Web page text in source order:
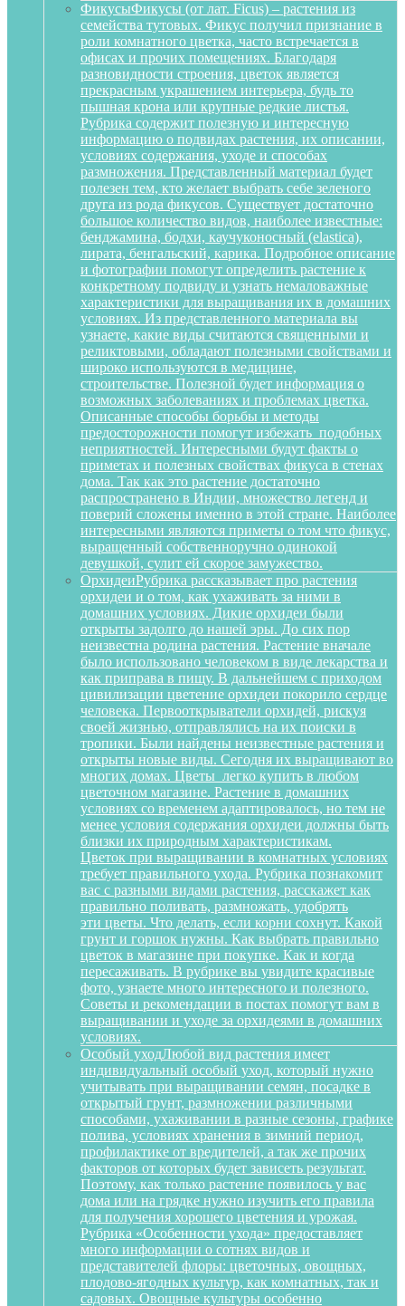
ФикусыФикусы (от лат. Ficus) – растения из
семейства тутовых. Фикус получил признание в
роли комнатного цветка, часто встречается в
офисах и прочих помещениях. Благодаря
разновидности строения, цветок является
прекрасным украшением интерьера, будь то
пышная крона или крупные редкие листья.
Рубрика содержит полезную и интересную
информацию о подвидах растения, их описании,
условиях содержания, уходе и способах
размножения. Представленный материал будет
полезен тем, кто желает выбрать себе зеленого
друга из рода фикусов. Существует достаточно
большое количество видов, наиболее известные:
бенджамина, бодхи, каучуконосный (elastica),
лирата, бенгальский, карика. Подробное описание
и фотографии помогут определить растение к
конкретному подвиду и узнать немаловажные
характеристики для выращивания их в домашних
условиях. Из представленного материала вы
узнаете, какие виды считаются священными и
реликтовыми, обладают полезными свойствами и
широко используются в медицине,
строительстве. Полезной будет информация о
возможных заболеваниях и проблемах цветка.
Описанные способы борьбы и методы
предосторожности помогут избежать подобных
неприятностей. Интересными будут факты о
приметах и полезных свойствах фикуса в стенах
дома. Так как это растение достаточно
распространено в Индии, множество легенд и
поверий сложены именно в этой стране. Наиболее
интересными являются приметы о том что фикус,
выращенный собственноручно одинокой
девушкой, сулит ей скорое замужество.
ОрхидеиРубрика рассказывает про растения
орхидеи и о том, как ухаживать за ними в
домашних условиях. Дикие орхидеи были
открыты задолго до нашей эры. До сих пор
неизвестна родина растения. Растение вначале
было использовано человеком в виде лекарства и
как приправа в пищу. В дальнейшем с приходом
цивилизации цветение орхидеи покорило сердце
человека. Первооткрыватели орхидей, рискуя
своей жизнью, отправлялись на их поиски в
тропики. Были найдены неизвестные растения и
открыты новые виды. Сегодня их выращивают во
многих домах. Цветы легко купить в любом
цветочном магазине. Растение в домашних
условиях со временем адаптировалось, но тем не
менее условия содержания орхидеи должны быть
близки их природным характеристикам.
Цветок при выращивании в комнатных условиях
требует правильного ухода. Рубрика познакомит
вас с разными видами растения, расскажет как
правильно поливать, размножать, удобрять
эти цветы. Что делать, если корни сохнут. Какой
грунт и горшок нужны. Как выбрать правильно
цветок в магазине при покупке. Как и когда
пересаживать. В рубрике вы увидите красивые
фото, узнаете много интересного и полезного.
Советы и рекомендации в постах помогут вам в
выращивании и уходе за орхидеями в домашних
условиях.
Особый уходЛюбой вид растения имеет
индивидуальный особый уход, который нужно
учитывать при выращивании семян, посадке в
открытый грунт, размножении различными
способами, ухаживании в разные сезоны, графике
полива, условиях хранения в зимний период,
профилактике от вредителей, а так же прочих
факторов от которых будет зависеть результат.
Поэтому, как только растение появилось у вас
дома или на грядке нужно изучить его правила
для получения хорошего цветения и урожая.
Рубрика «Особенности ухода» предоставляет
много информации о сотнях видов и
представителей флоры: цветочных, овощных,
плодово-ягодных культур, как комнатных, так и
садовых. Овощные культуры особенно